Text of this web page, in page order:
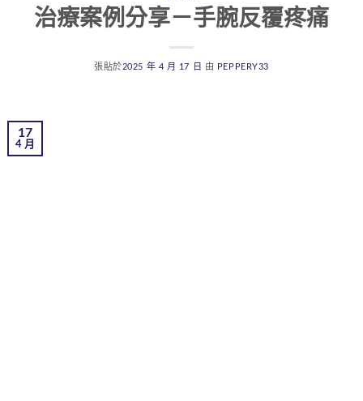
治療案例分享－手腕反覆疼痛
張貼於2025 年 4 月 17 日 由 PEPPERY33
17
4 月